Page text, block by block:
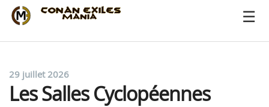
29 juillet 2026
Les Salles Cyclopéennes